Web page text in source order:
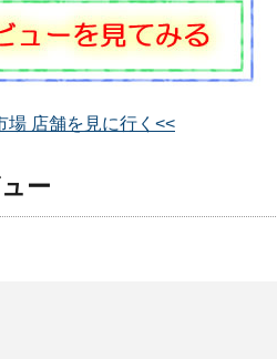
場 店舗を見に行く<<
ー